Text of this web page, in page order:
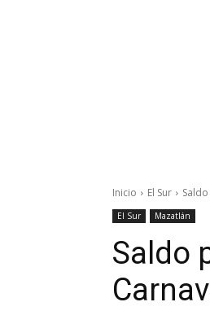
Inicio El Sur
El Sur Mazatlán
Saldo